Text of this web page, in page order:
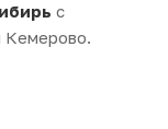
с
Кемерово.